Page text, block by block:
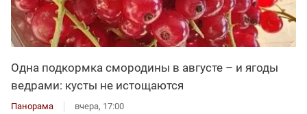
Одна подкормка смородины в августе – и ягоды
ведрами: кусты не истощаются
Панорама вчера, 17:00